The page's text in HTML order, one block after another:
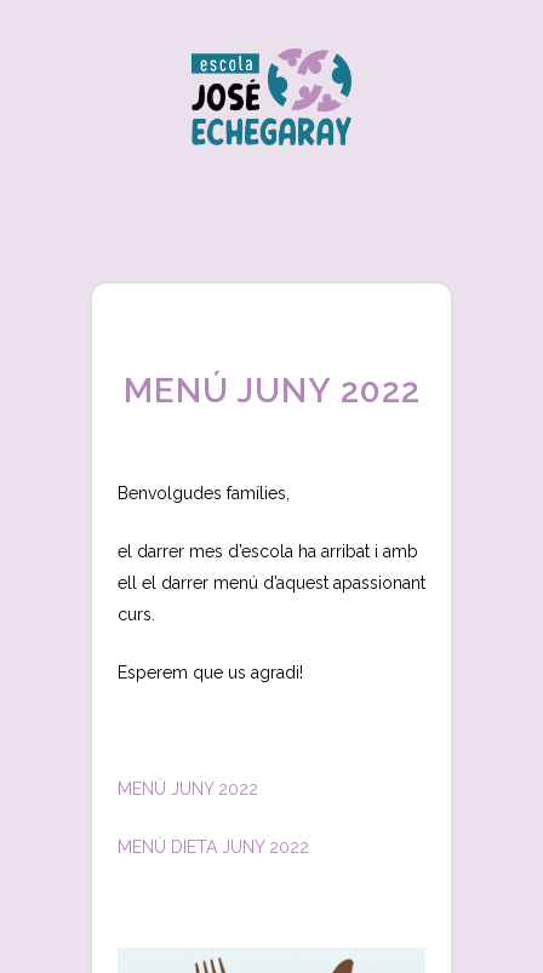
MENÚ JUNY 2022
Benvolgudes famílies,
el darrer mes d’escola ha arribat i amb
ell el darrer menú d’aquest apassionant
curs.
Esperem que us agradi!
MENÚ JUNY 2022
MENÚ DIETA JUNY 2022